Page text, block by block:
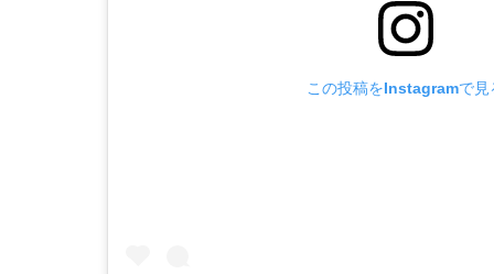
この投稿をInstagramで見